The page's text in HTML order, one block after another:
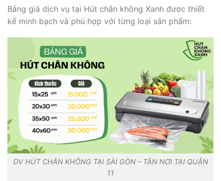
Bảng giá dịch vụ tại Hút chân không Xanh được thiết
kế minh bạch và phù hợp với từng loại sản phẩm:
DV HÚT CHÂN KHÔNG TẠI SÀI GÒN – TẬN NƠI TẠI QUẬN
11